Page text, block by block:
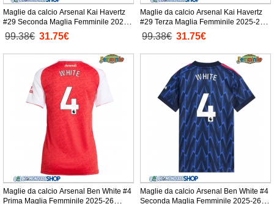
Maglie da calcio Arsenal Kai Havertz
#29 Seconda Maglia Femminile 2025-
26 Manica Corta
99.38€ 31.75€
Maglie da calcio Arsenal Kai Havertz
#29 Terza Maglia Femminile 2025-26
Manica Corta
99.38€ 31.75€
Maglie da calcio Arsenal Ben White #4
Prima Maglia Femminile 2025-26
Maglie da calcio Arsenal Ben White #4
Seconda Maglia Femminile 2025-26